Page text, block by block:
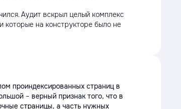
Аудит вскрыл целый комплекс
которые на конструкторе было не
проиндексированных страниц в
– верный признак того, что в
страницы, а часть нужных